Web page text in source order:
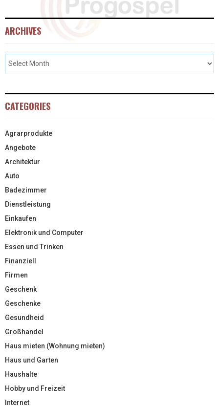
ARCHIVES
CATEGORIES
Agrarprodukte
Angebote
Architektur
Auto
Badezimmer
Dienstleistung
Einkaufen
Elektronik und Computer
Essen und Trinken
Finanziell
Firmen
Geschenk
Geschenke
Gesundheid
Großhandel
Haus mieten (Wohnung mieten)
Haus und Garten
Haushalte
Hobby und Freizeit
Internet